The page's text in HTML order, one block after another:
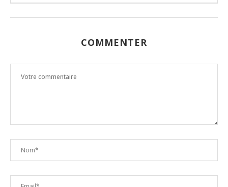
COMMENTER